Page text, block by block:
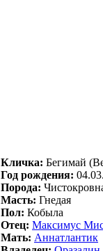
Кличка: Бегимaй
Год рождения:
Порода:
Масть: Гнедая
Пол: Кобыла
Отец: Maксимус
Мать: Aннaтлaнтик